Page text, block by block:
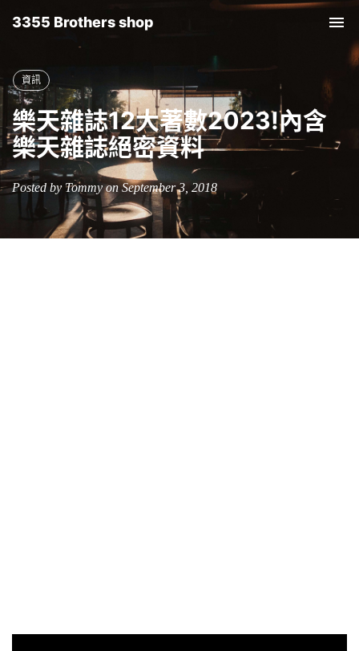
3355 Brothers shop
資訊
樂天雜誌12大著數2023!內含
樂天雜誌絕密資料
Posted by Tommy on September 3, 2018